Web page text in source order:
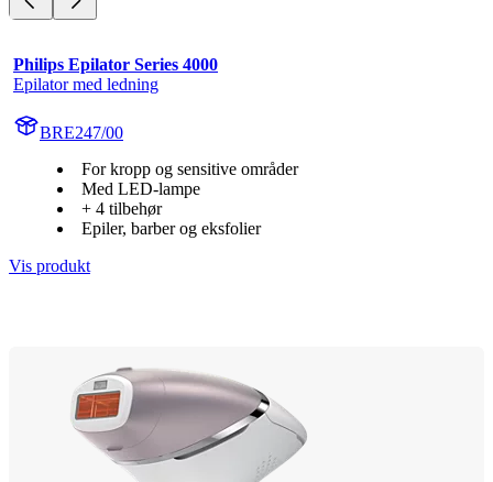
Philips Epilator Series 4000
Epilator med ledning
BRE247/00
For kropp og sensitive områder
Med LED-lampe
+ 4 tilbehør
Epiler, barber og eksfolier
Vis produkt